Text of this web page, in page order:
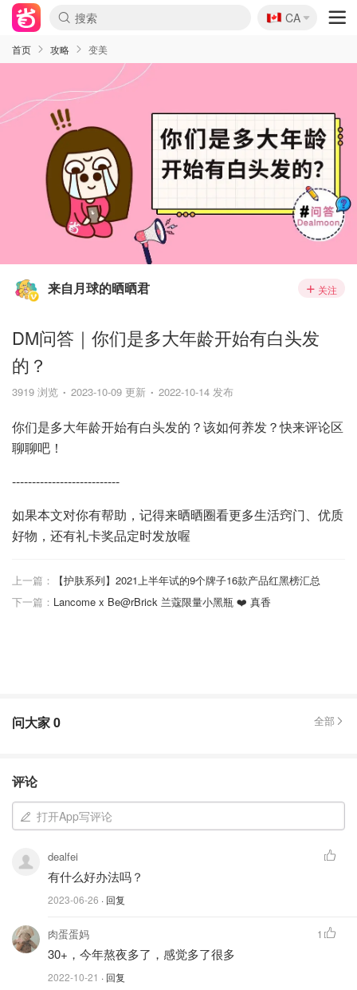
🇨🇦
CA
首页 攻略 变美
来自月球的晒晒君 关注
DM问答｜你们是多大年龄开始有白头发
的？
3919 浏览 2023-10-09 更新 2022-10-14 发布
你们是多大年龄开始有白头发的？该如何养发？快来评论区
聊聊吧！
---------------------------
如果本文对你有帮助，记得来晒晒圈看更多生活窍门、优质
好物，还有礼卡奖品定时发放喔
上一篇：
【护肤系列】2021上半年试的9个牌子16款产品红黑榜汇总
下一篇： Lancome x Be@rBrick 兰蔻限量小黑瓶 ❤️ 真香
问大家0 全部
评论
打开App写评论
dealfei
有什么好办法吗？
2023-06-26 · 回复
肉蛋蛋妈
30+，今年熬夜多了，感觉多了很多
2022-10-21 · 回复
1